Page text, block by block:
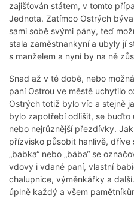
zajišťován státem, v tomto
Jednota. Zatímco Ostrých
sami sobě svými pány, teď
stala zaměstnankyní a ubyly jí
s manželem a nyní by na ně
Snad až v té době, nebo
paní Ostrou ve městě uchytilo
Ostrých totiž bylo víc a stejně
bylo zapotřebí odlišit, se buďto
nebo nejrůznější přezdívky.
přízvisko působit hanlivě, dříve
„babka“ nebo „bába“ se
vdovy i vdané paní, vlastní
chalupnice, výměnkářky a
úplně každý a všem